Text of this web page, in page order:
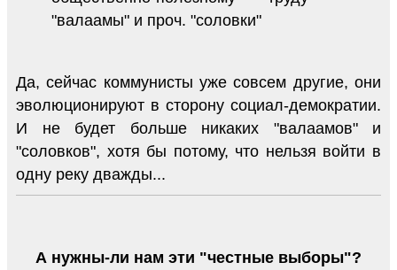
"валаамы" и проч. "соловки"
Да, сейчас коммунисты уже совсем другие, они
эволюционируют в сторону социал-демократии.
И не будет больше никаких "валаамов" и
"соловков", хотя бы потому, что нельзя войти в
одну реку дважды...
А нужны-ли нам эти "честные выборы"?